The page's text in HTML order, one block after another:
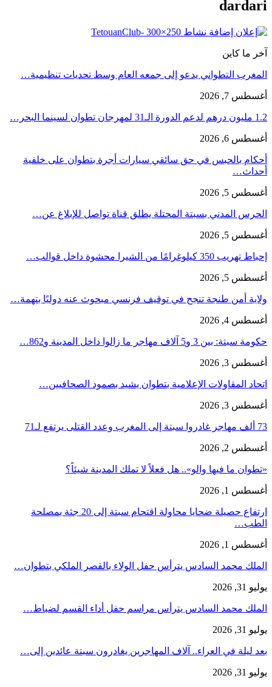
dardari
آخر ما كاين
المغرب التطواني يدعو إلى جمعه العام وسط تحديات تنظيمية…
أغسطس 7, 2026
1.2 مليون درهم لدعم الدورة الـ31 لمهرجان تطوان لسينما البحر…
أغسطس 6, 2026
أحكام بالحبس في حق سائقي سيارات أجرة بتطوان على خلفية
أحداث…
أغسطس 5, 2026
الحرس المدني بسبتة المحتلة يطلق قناة تواصل للإبلاغ عن…
أغسطس 5, 2026
إحباط تهريب 350 كيلوغرامًا من الشيرا محشوة داخل قوالب…
أغسطس 5, 2026
ولاية أمن طنجة تنجح في توقيف فرنسي مبحوث عنه دوليًا بتهمة…
أغسطس 4, 2026
حكومة سبتة: بين 3 و5 آلاف مهاجر ما زالوا داخل المدينة و862…
أغسطس 3, 2026
اتحاد المقاولات الإعلامية بتطوان يشيد بصمود الصحافيين…
أغسطس 3, 2026
73 ألف مهاجر غادروا سبتة إلى المغرب وعدد القتلى يرتفع لـ71
أغسطس 2, 2026
«تطوان ما فيها والو».. هل فعلاً لا تملك المدينة شيئاً؟
أغسطس 1, 2026
ارتفاع حصيلة ضحايا محاولة اقتحام سبتة إلى 20 جثة بمصلحة
الطب…
أغسطس 1, 2026
الملك محمد السادس يترأس حفل الولاء بالقصر الملكي بتطوان…
يوليو 31, 2026
الملك محمد السادس يترأس مراسم حفل أداء القسم لضباط…
يوليو 31, 2026
بعد ليلة في العراء.. آلاف المهاجرين يغادرون سبتة عائدين إلى…
يوليو 31, 2026